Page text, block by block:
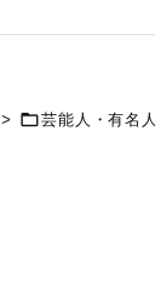
> 芸能人・有名人